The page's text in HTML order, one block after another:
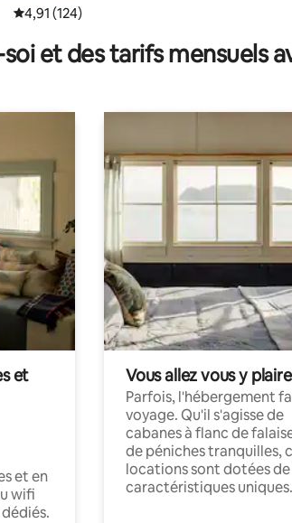
Évaluation moyenne sur la base de 124
4,91 (124)
et des tarifs mensuels
et
et en
wifi
Vous allez vous y plaire
Parfois, l'hébergement
voyage. Qu'il s'agisse de
cabanes à flanc de
de péniches tranquilles,
locations sont dotées de
caractéristiques uniques.